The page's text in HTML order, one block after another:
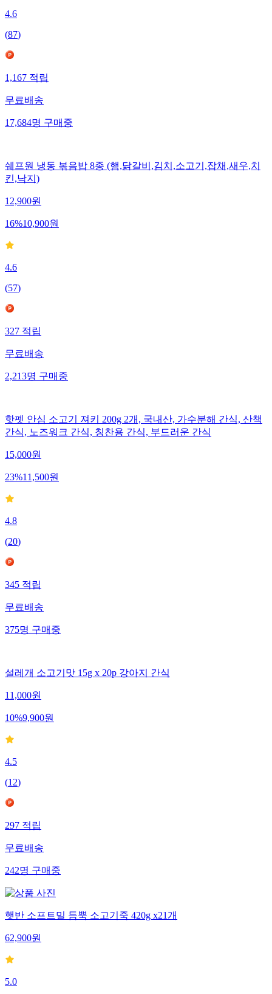
4.6
(87)
1,167적립
무료배송
17,684명구매중
쉐프원 냉동 볶음밥 8종 (햄,닭갈비,김치,소고기,잡채,새우,치
킨,낙지)
12,900원
16%10,900원
4.6
(57)
327적립
무료배송
2,213명구매중
핫펫 안심 소고기 져키 200g 2개, 국내산, 가수분해 간식, 산책
간식, 노즈워크 간식, 칭찬용 간식, 부드러운 간식
15,000원
23%11,500원
4.8
(20)
345적립
무료배송
375명구매중
설레개 소고기맛 15g x 20p 강아지 간식
11,000원
10%9,900원
4.5
(12)
297적립
무료배송
242명구매중
햇반 소프트밀 듬뿍 소고기죽 420g x21개
62,900원
5.0